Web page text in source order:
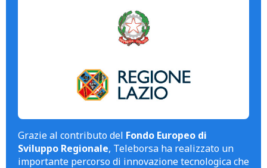
Grazie al contributo del Fondo Europeo di
Sviluppo Regionale, Teleborsa ha realizzato un
importante percorso di innovazione tecnologica che